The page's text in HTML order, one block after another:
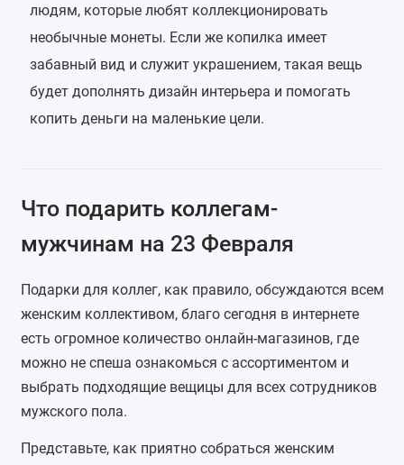
людям, которые любят коллекционировать
необычные монеты. Если же копилка имеет
забавный вид и служит украшением, такая вещь
будет дополнять дизайн интерьера и помогать
копить деньги на маленькие цели.
Что подарить коллегам-
мужчинам на 23 Февраля
Подарки для коллег, как правило, обсуждаются всем
женским коллективом, благо сегодня в интернете
есть огромное количество онлайн-магазинов, где
можно не спеша ознакомься с ассортиментом и
выбрать подходящие вещицы для всех сотрудников
мужского пола.
Представьте, как приятно собраться женским